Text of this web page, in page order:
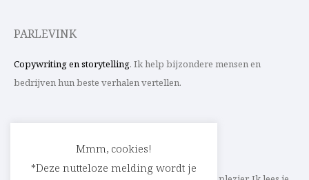
PARLEVINK
Copywriting en storytelling. Ik help bijzondere mensen en
bedrijven hun beste verhalen vertellen.
Mmm, cookies!
*Deze nutteloze melding wordt je